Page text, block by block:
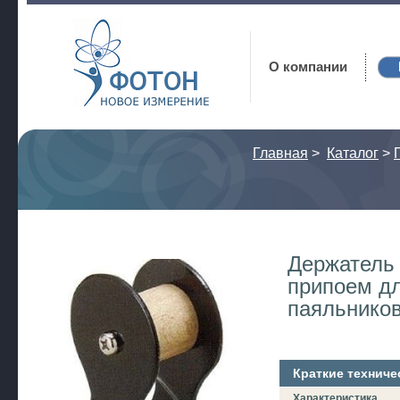
Фотон
О компании
Главная > Каталог >
Держатель
припоем
Краткие